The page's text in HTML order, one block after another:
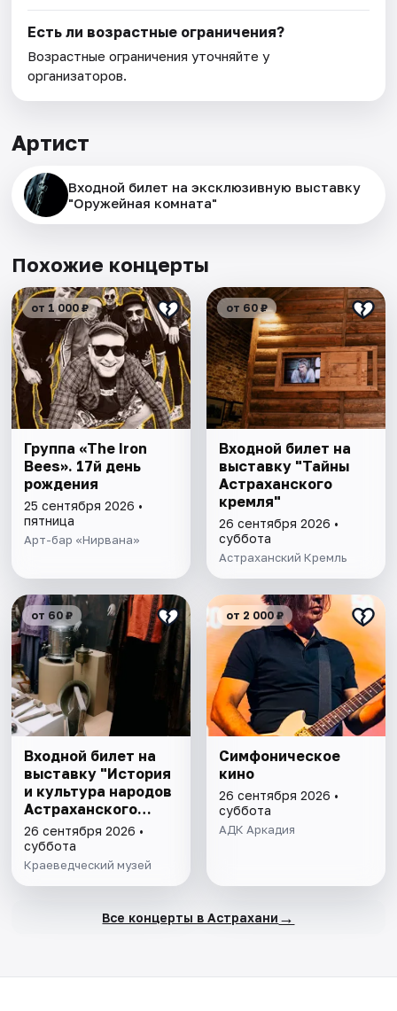
Есть ли возрастные ограничения?
Возрастные ограничения уточняйте у
организаторов.
Артист
Входной билет на эксклюзивную выставку
"Оружейная комната"
Похожие концерты
от 1 000 ₽
Группа «The Iron
Bees». 17й день
рождения
25 сентября 2026 •
пятница
Арт-бар «Нирвана»
от 60 ₽
Входной билет на
выставку "Тайны
Астраханского
кремля"
26 сентября 2026 •
суббота
Астраханский Кремль
от 60 ₽
Входной билет на
выставку "История
и культура народов
Астраханского
края"
26 сентября 2026 •
суббота
Краеведческий музей
от 2 000 ₽
Симфоническое
кино
26 сентября 2026 •
суббота
АДК Аркадия
Все концерты в Астрахани →